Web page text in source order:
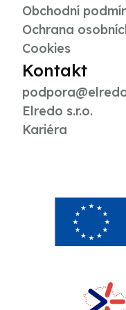
Obchodní
Ochrana
Cookies
Kontakt
Elredo s.r.o.
Kariéra